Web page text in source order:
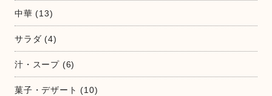
中華(13)
サラダ(4)
汁・スープ (6)
菓子・デザート(10)